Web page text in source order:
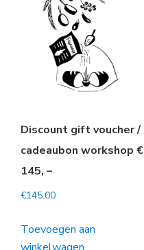
Discount gift voucher /
cadeaubon workshop €
145, –
€145.00
Toevoegen aan